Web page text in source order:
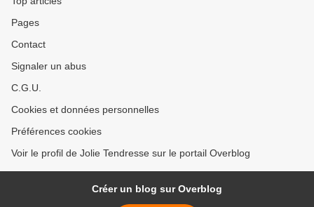
Pages
Contact
Signaler un abus
C.G.U.
Cookies et données personnelles
Préférences cookies
Voir le profil de Jolie Tendresse sur le portail Overblog
Créer un blog sur Overblog